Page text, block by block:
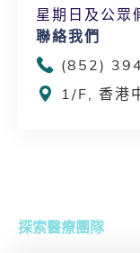
星期日及公眾
聯絡我們
(852)
1/F, 香港
探索醫療團隊